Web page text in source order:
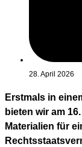
28. April 2026
Erstmals in
bieten wir am
Materialien für